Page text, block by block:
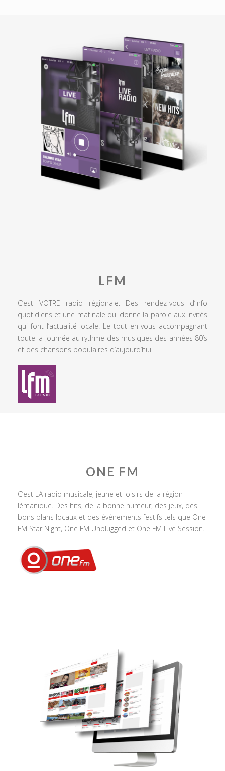
LFM
C’est VOTRE radio régionale. Des rendez-vous d’info
quotidiens et une matinale qui donne la parole aux invités
qui font l’actualité locale. Le tout en vous accompagnant
toute la journée au rythme des musiques des années 80’s
et des chansons populaires d’aujourd’hui.
ONE FM
C’est LA radio musicale, jeune et loisirs de la région
lémanique. Des hits, de la bonne humeur, des jeux, des
bons plans locaux et des événements festifs tels que One
FM Star Night, One FM Unplugged et One FM Live Session.